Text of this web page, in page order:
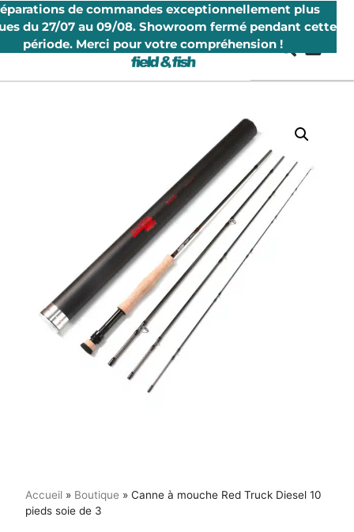
de commandes exceptionnellement plus
du 27/07 au 09/08. Showroom fermé pendant cette
période. Merci pour votre compréhension !
Accueil » Boutique » Canne à mouche Red Truck Diesel 10
pieds soie de 3